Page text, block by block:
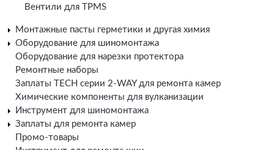
Вентили для TPMS
Монтажные пасты герметики и другая химия
Оборудование для шиномонтажа
Оборудование для нарезки протектора
Ремонтные наборы
Заплаты TECH серии 2-WAY для ремонта камер
Химические компоненты для вулканизации
Инструмент для шиномонтажа
Заплаты для ремонта камер
Промо-товары